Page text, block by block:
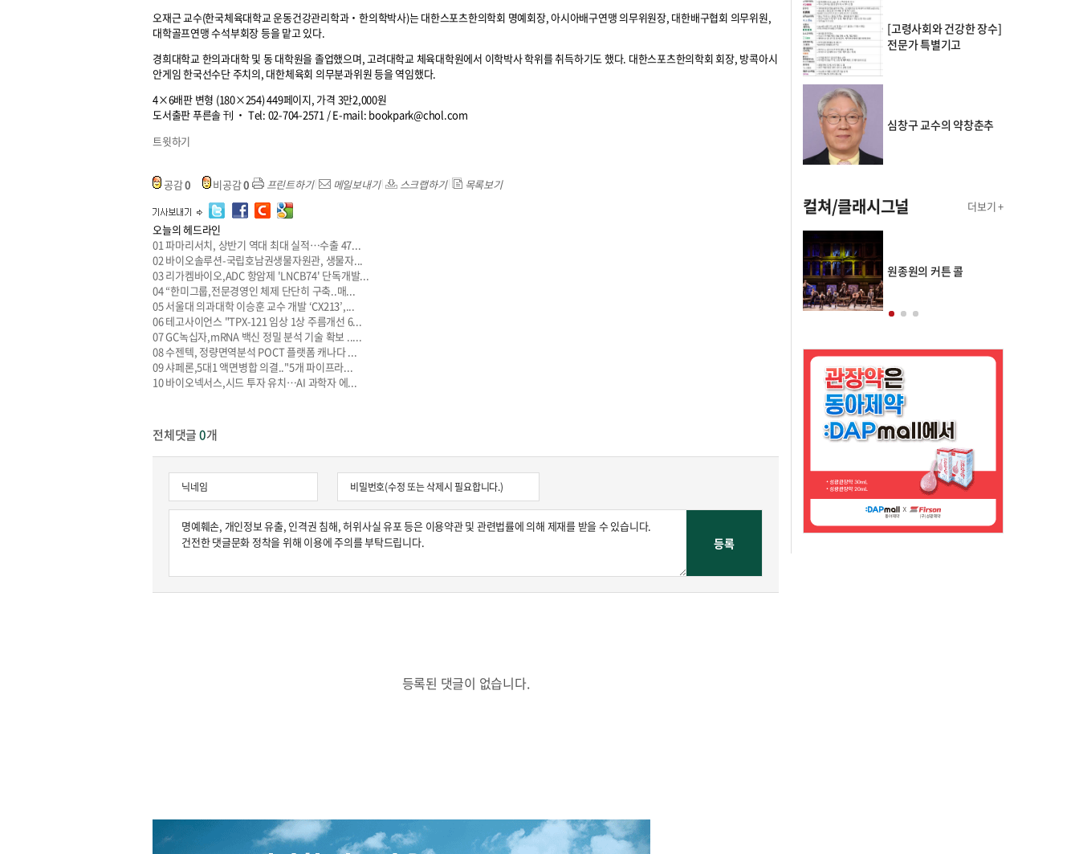
오재근 교수(한국체육대학교 운동건강관리학과‧한의학박사)는 대한스포츠한의학회 명예회장, 아시아배구연맹 의무위원장, 대한배구협회 의무위원,
대학골프연맹 수석부회장 등을 맡고 있다.
경희대학교 한의과대학 및 동 대학원을 졸업했으며, 고려대학교 체육대학원에서 이학박사 학위를 취득하기도 했다. 대한스포츠한의학회 회장, 방콕아시
안게임 한국선수단 주치의, 대한체육회 의무분과위원 등을 역임했다.
4×6배판 변형 (180×254) 449페이지, 가격 3만2,000원
도서출판 푸른솔 刊 ‧ Tel: 02-704-2571 / E-mail: bookpark@chol.com
트윗하기
공감0 비공감0 프린트하기 메일보내기 스크랩하기 목록보기
오늘의 헤드라인
01 파마리서치, 상반기 역대 최대 실적…수출 47...
02 바이오솔루션-국립호남권생물자원관, 생물자...
03리가켐바이오,ADC 항암제 'LNCB74' 단독개발...
04“한미그룹,전문경영인 체제 단단히 구축..매...
05서울대 의과대학 이승훈 교수 개발 ‘CX213’,...
06테고사이언스 "TPX-121 임상 1상 주름개선 6...
07GC녹십자,mRNA 백신 정밀 분석 기술 확보 .....
08수젠텍, 정량면역분석 POCT 플랫폼 캐나다 ...
09샤페론,5대1 액면병합 의결.."5개 파이프라...
10바이오넥서스,시드 투자 유치…AI 과학자 에...
전체댓글0개
등록된 댓글이 없습니다.
[고령사회와 건강한 장수]
전문가 특별기고
심창구 교수의 약창춘추
컬쳐/클래시그널 더보기 +
원종원의 커튼 콜 원종원의 커튼 콜